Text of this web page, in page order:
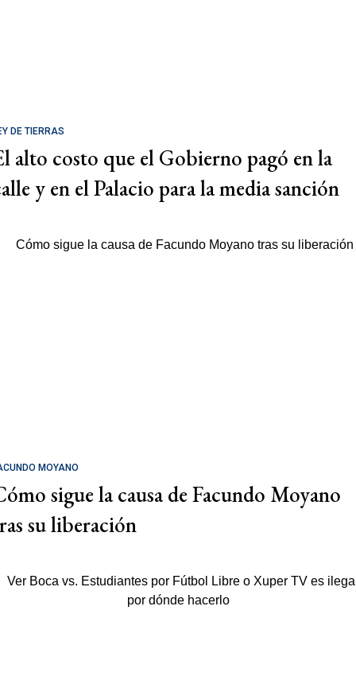
DE TIERRAS
alto costo que el Gobierno pagó en la
y en el Palacio para la media sanción
MOYANO
sigue la causa de Facundo Moyano
su liberación